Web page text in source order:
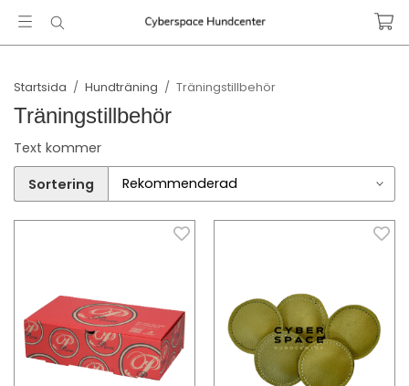
Startsida / Hundträning / Träningstillbehör
Träningstillbehör
Text kommer
Sortering